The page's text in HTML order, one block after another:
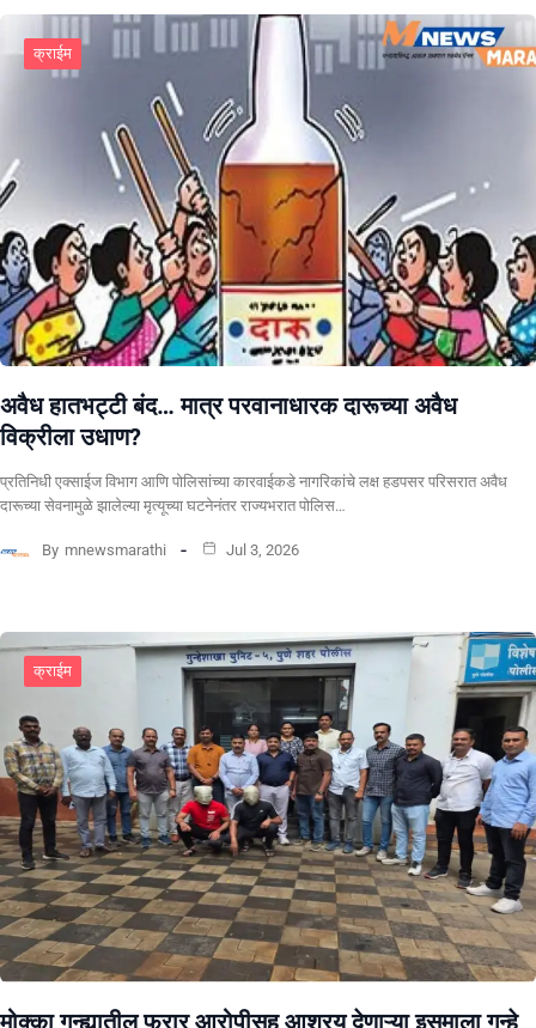
क्राईम
अवैध हातभट्टी बंद… मात्र परवानाधारक दारूच्या अवैध
विक्रीला उधाण?
प्रतिनिधी एक्साईज विभाग आणि पोलिसांच्या कारवाईकडे नागरिकांचे लक्ष हडपसर परिसरात अवैध
दारूच्या सेवनामुळे झालेल्या मृत्यूच्या घटनेनंतर राज्यभरात पोलिस…
By mnewsmarathi Jul 3, 2026
क्राईम
मोक्का गुन्ह्यातील फरार आरोपीसह आश्रय देणाऱ्या इसमाला गुन्हे